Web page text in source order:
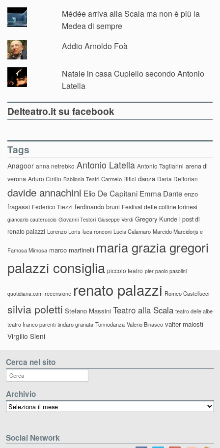
Médée arriva alla Scala ma non è più la
Medea di sempre
Addio Arnoldo Foà
Natale in casa Cupiello secondo Antonio
Latella
Delteatro.it su facebook
Tags
Anagoor anna netrebko Antonio Latella Antonio Tagliarini arena di
verona Arturo Cirillo Babilonia Teatri Carmelo Rifici danza Daria Deflorian
davide annachini Elio De Capitani Emma Dante enzo
fragassi Federico Tiezzi ferdinando bruni Festival delle colline torinesi
giancarlo cauteruccio Giovanni Testori Giuseppe Verdi Gregory Kunde i post di
renato palazzi Lorenzo Loris luca ronconi Lucia Calamaro Marcido Marcidorjs e
Famosa Mimosa marco martinelli maria grazia gregori
palazzi consiglia piccolo teatro pier paolo pasolini
quotidiana.com recensione renato palazzi Romeo Castellucci
silvia poletti Stefano Massini Teatro alla Scala teatro delle albe
teatro franco parenti tindaro granata Torinodanza Valerio Binasco valter malosti
Virgilio Sieni
Cerca nel sito
Archivio
Archivio
Social Network